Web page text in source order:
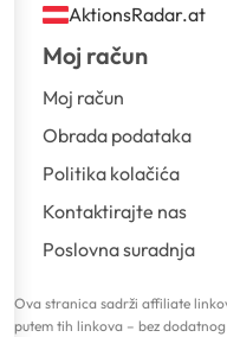
AktionsRadar.at
Moj račun
Moj račun
Obrada podataka
Politika kolačića
Kontaktirajte nas
Poslovna suradnja
Ova stranica sadrži affiliate
putem tih linkova – bez